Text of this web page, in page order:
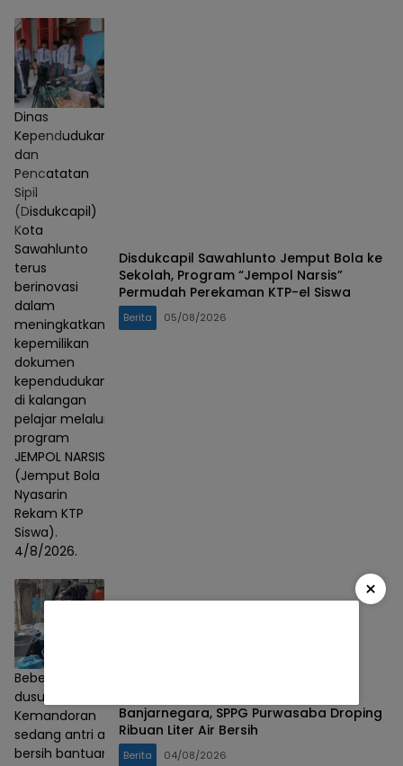
Dinas
Kependudukan
dan
Pencatatan
Sipil
(Disdukcapil)
Kota
Sawahlunto
terus
berinovasi
dalam
meningkatkan
kepemilikan
dokumen
kependudukan
di kalangan
pelajar melalui
program
JEMPOL NARSIS
(Jemput Bola
Nyasarin
Rekam KTP
Siswa).
4/8/2026.
Disdukcapil Sawahlunto Jemput Bola ke
Sekolah, Program “Jempol Narsis”
Permudah Perekaman KTP-el Siswa
Berita 05/08/2026
Beberapa warga
dusun
Kemandoran
sedang antri air
bersih bantuan
Banjarnegara, SPPG Purwasaba Droping
Ribuan Liter Air Bersih
Berita 04/08/2026
×